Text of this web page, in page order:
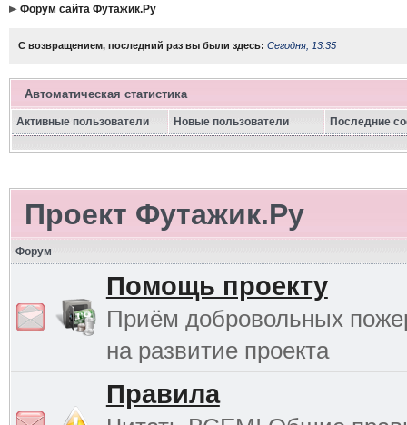
Форум сайта Футажик.Ру
С возвращением, последний раз вы были здесь: Сегодня, 13:35
Автоматическая статистика
Активные пользователи Новые пользователи Последние
Проект Футажик.Ру
Форум
Помощь проекту
Приём добровольных
на развитие проекта
Правила